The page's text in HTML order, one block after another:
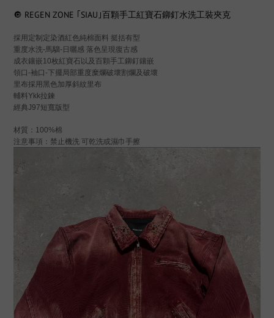
🔘 REGEN ZONE ｢SIAU｣百顆手工紅寶石鉚釘水洗工裝夾克
採用定制定染酒紅色純棉面料 挺括有型
重度水洗-馬騮-日曬感 落色呈現復古感
成衣鑲嵌10枚紅寶石以及百顆手工鉚釘鑲嵌
領口-袖口-下擺局部重度糜爛破壞割爛及破壞
里布採用黑色加厚斜紋里布
輔料Ykk拉鍊
經典J97短寬版型
材質：100%棉
注意事項：禁止機洗 可乾洗或濕巾手擦